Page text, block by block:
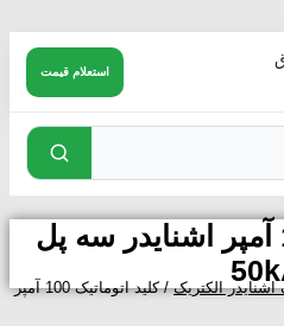
استعلام قیمت
کلید اتوماتیک 100 آمپر اشنایدر سه پل
اشنایدر الکتریک
/ کلید اتوماتیک 100 آمپر